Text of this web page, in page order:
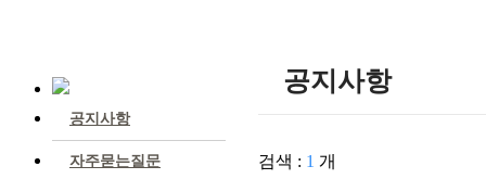
공지사항
자주묻는질문
공지사항
검색 : 1 개